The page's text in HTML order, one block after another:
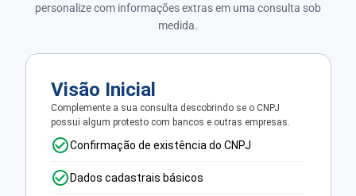
personalize com informações extras em uma consulta sob
medida.
Visão Inicial
Complemente a sua consulta descobrindo se o CNPJ
possui algum protesto com bancos e outras empresas.
Confirmação de existência do CNPJ
Dados cadastrais básicos